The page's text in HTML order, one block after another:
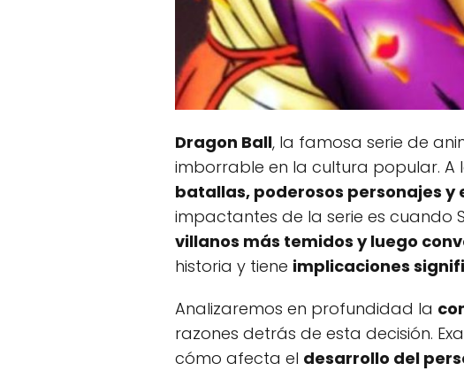
Dragon Ball, la famosa serie de
imborrable en la cultura popular. A
batallas, poderosos personajes
impactantes de la serie es cuando
villanos más temidos y luego
historia y tiene implicaciones
Analizaremos en profundidad la
razones detrás de esta decisión.
cómo afecta el desarrollo del